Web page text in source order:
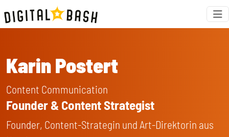
Karin Postert
Content Communication
Founder & Content Strategist
Founder, Content-Strategin und Art-Direktorin aus